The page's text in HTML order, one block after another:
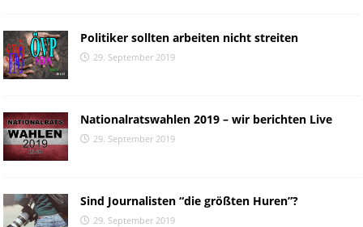
Politiker sollten arbeiten nicht streiten
29. September 2019
Nationalratswahlen 2019 – wir berichten Live
29. September 2019
Sind Journalisten “die größten Huren”?
29. September 2019